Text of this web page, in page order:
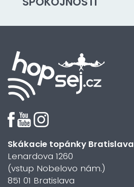
Skákacie topánky Bratislava
Lenardova 1260
(vstup Nobelovo nám.)
851 01 Bratislava